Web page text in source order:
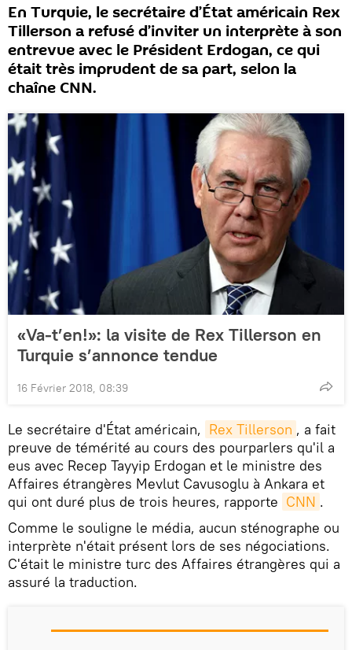
En Turquie, le secrétaire d’État américain Rex
Tillerson a refusé d’inviter un interprète à son
entrevue avec le Président Erdogan, ce qui
était très imprudent de sa part, selon la
chaîne CNN.
«Va-t’en!»: la visite de Rex Tillerson en
Turquie s’annonce tendue
16 Février 2018, 08:39
Le secrétaire d'État américain, Rex Tillerson , a fait
preuve de témérité au cours des pourparlers qu'il a
eus avec Recep Tayyip Erdogan et le ministre des
Affaires étrangères Mevlut Cavusoglu à Ankara et
qui ont duré plus de trois heures, rapporte CNN .
Comme le souligne le média, aucun sténographe ou
interprète n'était présent lors de ses négociations.
C'était le ministre turc des Affaires étrangères qui a
assuré la traduction.